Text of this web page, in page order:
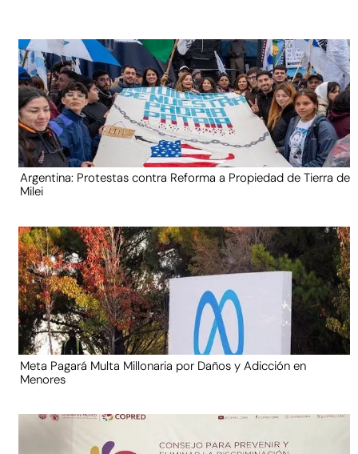
Argentina: Protestas contra Reforma a Propiedad de Tierra de
Milei
Meta Pagará Multa Millonaria por Daños y Adicción en
Menores